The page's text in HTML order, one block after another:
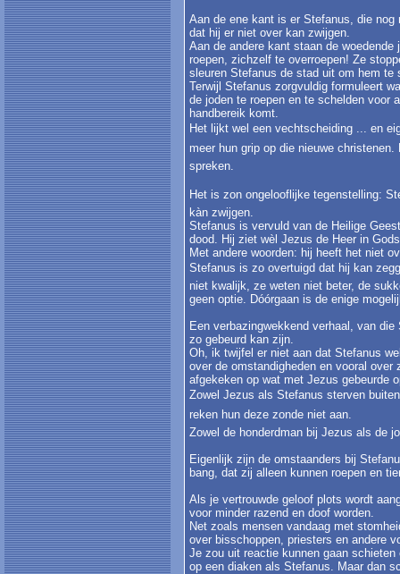
Aan de ene kant is er Stefanus, die
dat hij er niet over kan zwijgen.
Aan de andere kant staan de
roepen, zichzelf te overroepen! Ze
sleuren Stefanus de stad uit om hem te
Terwijl Stefanus zorgvuldig formuleert
de joden te roepen en te schelden voor
handbereik komt.
Het lijkt wel een vechtscheiding ... en
meer hun grip op die nieuwe
spreken.
Het is zon ongelooflijke tegenstelling:
kàn zwijgen.
Stefanus is vervuld van de Heilige
dood. Hij ziet wèl Jezus de Heer in
Met andere woorden: hij heeft het niet
Stefanus is zo overtuigd dat hij kan
niet kwalijk, ze weten niet beter, de
geen optie. Dóórgaan is de enige
Een verbazingwekkend verhaal, van
zo gebeurd kan zijn.
Oh, ik twijfel er niet aan dat Stefanus
over de omstandigheden en vooral
afgekeken op wat met Jezus gebeurde
Zowel Jezus als Stefanus sterven
reken hun deze zonde niet aan.
Zowel de honderdman bij Jezus als de
Eigenlijk zijn de omstaanders bij
bang, dat zij alleen kunnen roepen en
Als je vertrouwde geloof plots wordt
voor minder razend en doof worden.
Net zoals mensen vandaag met
over bisschoppen, priesters en andere
Je zou uit reactie kunnen gaan
op een diaken als Stefanus. Maar dan